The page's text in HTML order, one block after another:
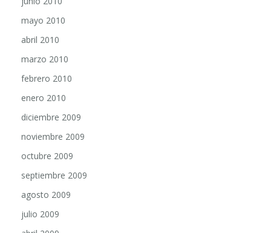
mayo 2010
abril 2010
marzo 2010
febrero 2010
enero 2010
diciembre 2009
noviembre 2009
octubre 2009
septiembre 2009
agosto 2009
julio 2009
abril 2009